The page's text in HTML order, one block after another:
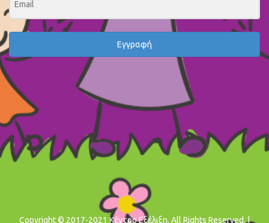
Εγγραφή
Copyright © 2017-2021 Κέντρο Εξέλιξη. All Rights Reserved. |